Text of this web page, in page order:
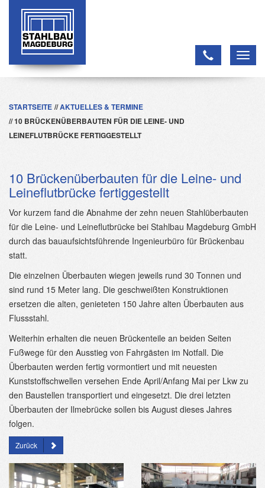
STARTSEITE
AKTUELLES & TERMINE
10 BRÜCKENÜBERBAUTEN FÜR DIE LEINE- UND
LEINEFLUTBRÜCKE FERTIGGESTELLT
10 Brückenüberbauten für die Leine- und
Leineflutbrücke fertiggestellt
Vor kurzem fand die Abnahme der zehn neuen Stahlüberbauten
für die Leine- und Leineflutbrücke bei Stahlbau Magdeburg GmbH
durch das bauaufsichtsführende Ingenieurbüro für Brückenbau
statt.
Die einzelnen Überbauten wiegen jeweils rund 30 Tonnen und
sind rund 15 Meter lang. Die geschweißten Konstruktionen
ersetzen die alten, genieteten 150 Jahre alten Überbauten aus
Flussstahl.
Weiterhin erhalten die neuen Brückenteile an beiden Seiten
Fußwege für den Ausstieg von Fahrgästen im Notfall. Die
Überbauten werden fertig vormontiert und mit neuesten
Kunststoffschwellen versehen Ende April/Anfang Mai per Lkw zu
den Baustellen transportiert und eingesetzt. Die drei letzten
Überbauten der Ilmebrücke sollen bis August dieses Jahres
folgen.
Zurück